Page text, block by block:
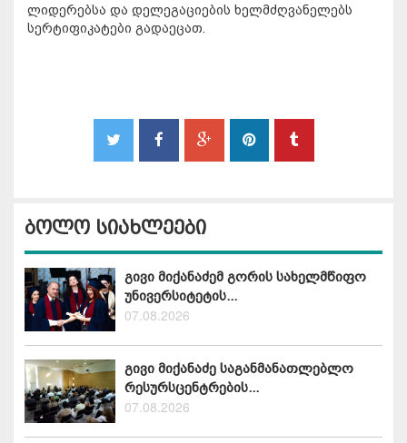
ლიდერებსა და დელეგაციების ხელმძღვანელებს
სერტიფიკატები გადაეცათ.
ბოლო სიახლეები
გივი მიქანაძემ გორის სახელმწიფო
უნივერსიტეტის...
07.08.2026
გივი მიქანაძე საგანმანათლებლო
რესურსცენტრების...
07.08.2026